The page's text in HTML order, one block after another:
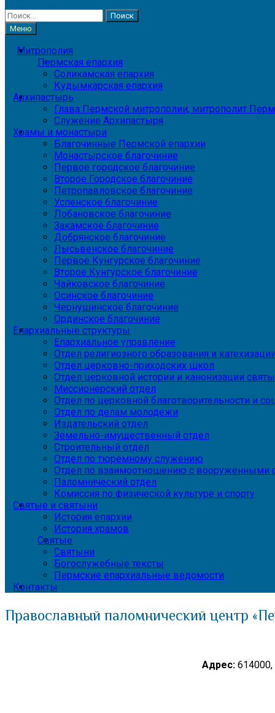
Найти:
Меню
Митрополия
Пермская епархия
Соликамская епархия
Кудымкарская епархия
Архипастырь
Глава Пермской митрополии, митрополит
Служение Архипастыря
Храмы и монастыри
Благочинные Пермской епархии
Монастырское благочиние
Первое городское благочиние
Второе Городское благочиние
Петропавловское благочиние
Успенское благочиние
Лобановское благочиние
Закамское благочиние
Добрянское благочиние
Лысьвенское благочиние
Первое Кунгурское благочиние
Второе Кунгурское благочиние
Чайковское благочиние
Осинское благочиние
Чернушинское благочиние
Ординское благочиние
Епархиальные структуры
Епархиальное управление
Отдел религиозного образования и
Отдел церковно-приходских школ
Отдел церковной истории и канонизации
Миссионерский отдел
Отдел по церковной благотворительности и
Отдел по делам молодежи
Издательский отдел
Земельно-имущественный отдел
Строительный отдел
Отдел по тюремному служению
Отдел по взаимоотношению с вооруженными
Паломнический отдел
Комиссия по физической культуре и спорту
Святые и святыни
История епархии
История храмов
Святые
Святыни
Богослужебные тексты
Пермские епархиальные ведомости
Контакты
Православный паломнический центр
Адрес: